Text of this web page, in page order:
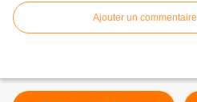
Ajouter un commentaire